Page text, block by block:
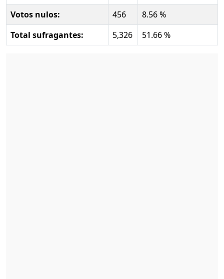
Votos nulos:
456
8.56 %
Total sufragantes:
5,326 51.66 %